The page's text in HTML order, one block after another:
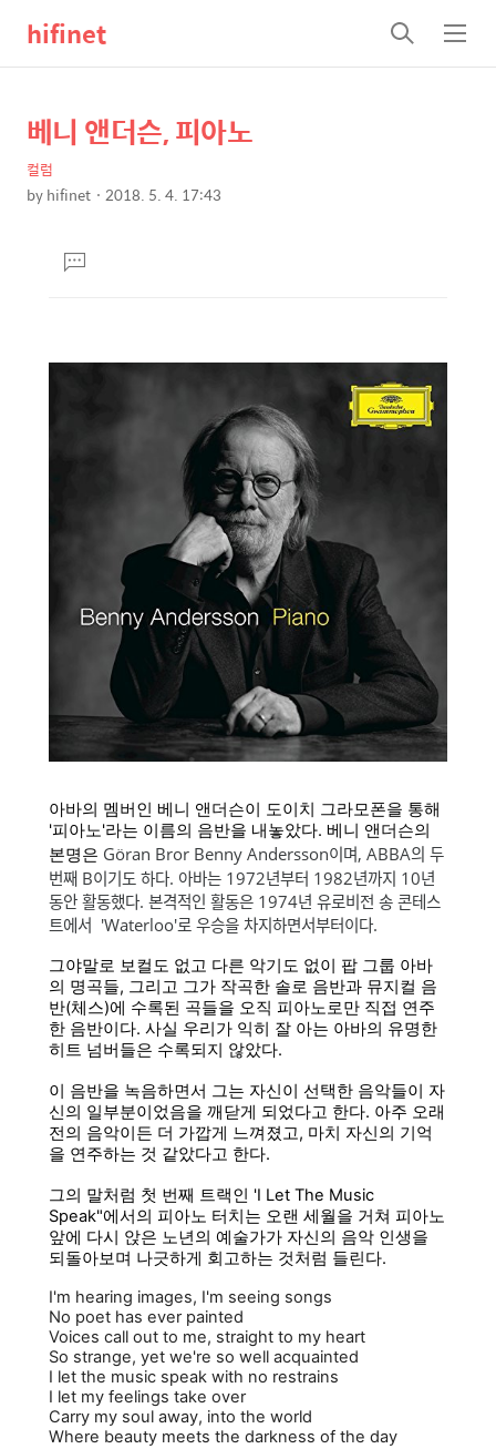
hifinet
검
색
메
뉴
상
세
컨
본
문
제
목
베니 앤더슨, 피아노
컬럼
byhifinet 2018. 5. 4. 17:43
댓
글
아바의 멤버인 베니 앤더슨이 도이치 그라모폰을 통해
'피아노'라는 이름의 음반을 내놓았다. 베니 앤더슨의
본명은 Göran Bror Benny Andersson이며, ABBA의 두
번째 B이기도 하다. 아바는 1972년부터 1982년까지 10년
동안 활동했다. 본격적인 활동은 1974년 유로비전 송 콘테스
트에서 'Waterloo'로 우승을 차지하면서부터이다.
그야말로 보컬도 없고 다른 악기도 없이 팝 그룹 아바
의 명곡들, 그리고 그가 작곡한 솔로 음반과 뮤지컬 음
반(체스)에 수록된 곡들을 오직 피아노로만 직접 연주
한 음반이다. 사실 우리가 익히 잘 아는 아바의 유명한
히트 넘버들은 수록되지 않았다.
이 음반을 녹음하면서 그는 자신이 선택한 음악들이 자
신의 일부분이었음을 깨닫게 되었다고 한다. 아주 오래
전의 음악이든 더 가깝게 느껴졌고, 마치 자신의 기억
을 연주하는 것 같았다고 한다.
그의 말처럼 첫 번째 트랙인 'I Let The Music
Speak"에서의 피아노 터치는 오랜 세월을 거쳐 피아노
앞에 다시 앉은 노년의 예술가가 자신의 음악 인생을
되돌아보며 나긋하게 회고하는 것처럼 들린다.
I'm hearing images, I'm seeing songs
No poet has ever painted
Voices call out to me, straight to my heart
So strange, yet we're so well acquainted
I let the music speak with no restrains
I let my feelings take over
Carry my soul away, into the world
Where beauty meets the darkness of the day